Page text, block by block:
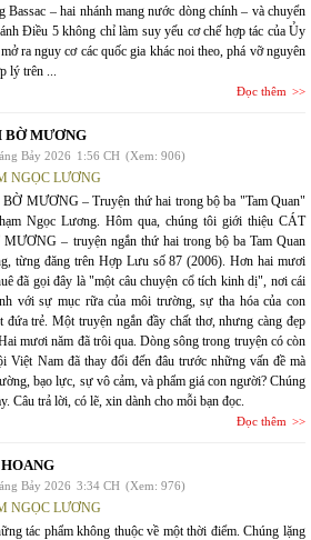
– hai nhánh mang nước dòng chính – và chuyển
Điều 5 không chỉ làm suy yếu cơ chế hợp tác của Ủy
ra nguy cơ các quốc gia khác noi theo, phá vỡ nguyên
lý trên ...
Đọc thêm
BỜ MƯƠNG
Bảy 2026 1:56 CH (Xem: 906)
NGỌC LƯƠNG
MƯƠNG – Truyện thứ hai trong bộ ba "Tam Quan"
Ngọc Lương. Hôm qua, chúng tôi giới thiệu CÁT
– truyện ngắn thứ hai trong bộ ba Tam Quan
từng đăng trên Hợp Lưu số 87 (2006). Hơn hai mươi
đã gọi đây là "một câu chuyện cổ tích kinh dị", nơi cái
với sự mục rữa của môi trường, sự tha hóa của con
trẻ. Một truyện ngắn đầy chất thơ, nhưng càng đẹp
mươi năm đã trôi qua. Dòng sông trong truyện có còn
Việt Nam đã thay đổi đến đâu trước những vấn đề mà
bạo lực, sự vô cảm, và phẩm giá con người? Chúng
Câu trả lời, có lẽ, xin dành cho mỗi bạn đọc.
Đọc thêm
Bảy 2026 3:34 CH (Xem: 976)
NGỌC LƯƠNG
tác phẩm không thuộc về một thời điểm. Chúng lặng